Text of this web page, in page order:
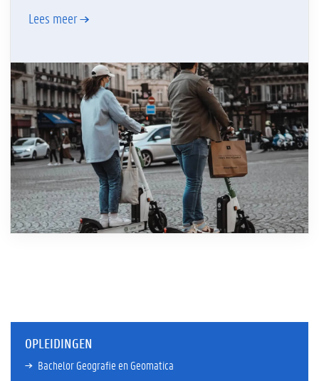
Lees meer
OPLEIDINGEN
Bachelor Geografie en Geomatica